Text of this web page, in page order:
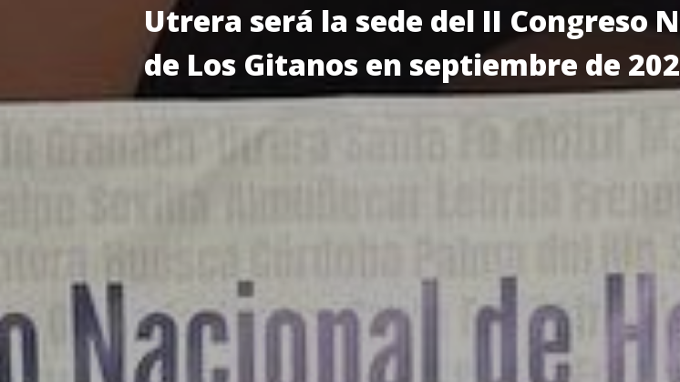
Utrera será la sede del II Congreso
de Los Gitanos en septiembre de